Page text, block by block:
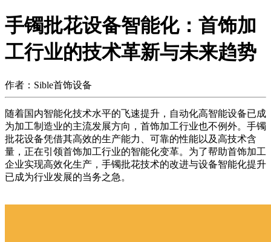
手镯批花设备智能化：首饰加
工行业的技术革新与未来趋势
作者：Sible首饰设备
随着国内智能化技术水平的飞速提升，自动化高智能设备已成
为加工制造业的主流发展方向，首饰加工行业也不例外。手镯
批花设备凭借其高效的生产能力、可靠的性能以及高技术含
量，正在引领首饰加工行业的智能化变革。为了帮助首饰加工
企业实现高效化生产，手镯批花技术的改进与设备智能化提升
已成为行业发展的当务之急。